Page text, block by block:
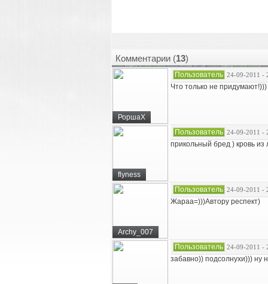
Комментарии (13)
РоршаХ
Пользователь 24-09-2011 -
Что только не придумают!)))
flyness
Пользователь 24-09-2011 -
прикольный бред ) кровь из
Archy_007
Пользователь 24-09-2011 -
Жараа=)))Автору респект)
Пользователь 24-09-2011 -
забавно)) подсолнухи))) ну